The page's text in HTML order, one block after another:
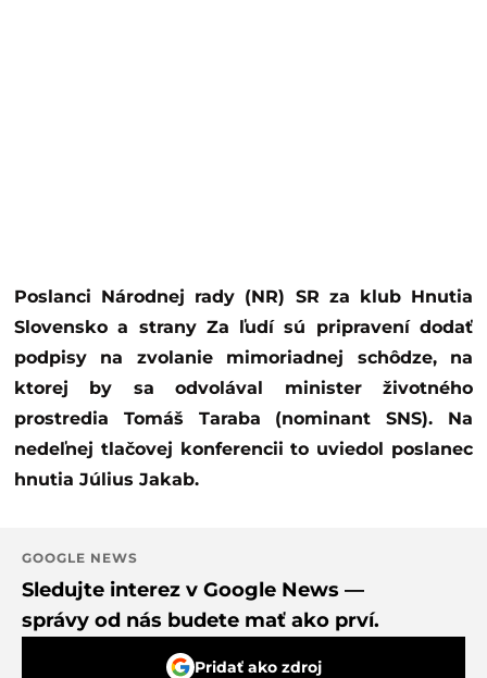
Poslanci Národnej rady (NR) SR za klub Hnutia
Slovensko a strany Za ľudí sú pripravení dodať
podpisy na zvolanie mimoriadnej schôdze, na
ktorej by sa odvolával minister životného
prostredia Tomáš Taraba (nominant SNS). Na
nedeľnej tlačovej konferencii to uviedol poslanec
hnutia Július Jakab.
GOOGLE NEWS
Sledujte interez v Google News —
správy od nás budete mať ako prví.
Pridať ako zdroj